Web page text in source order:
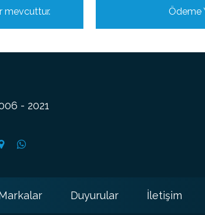
mevcuttur. Ödeme
- 2021
Duyurular İletişim